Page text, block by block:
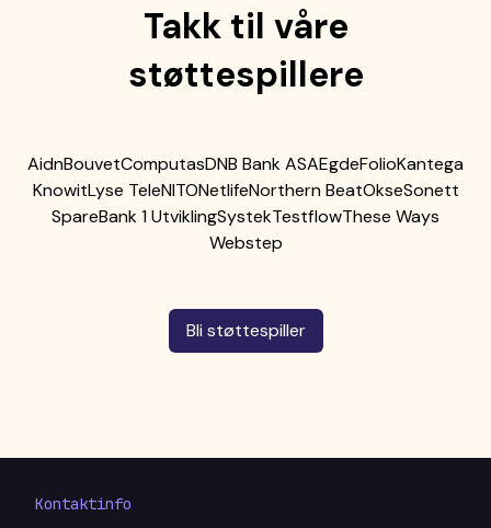
Takk til våre
støttespillere
AidnBouvetComputasDNB Bank ASAEgdeFolioKantega
KnowitLyse TeleNITONetlifeNorthern BeatOkseSonett
SpareBank 1 UtviklingSystekTestflowThese Ways
Webstep
Bli støttespiller
Kontaktinfo